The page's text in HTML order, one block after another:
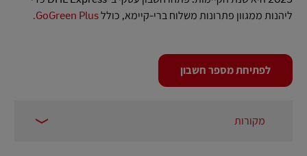
ליהנות ממגוון פתרונות משלוח ברי-קיימא, כוללGoGreen Plus.
לפתיחת מספר חשבון
מקורות